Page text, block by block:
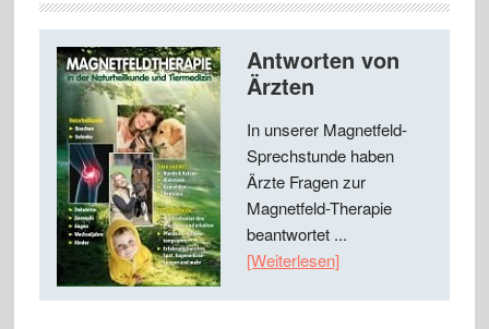
Antworten von
Ärzten
In unserer Magnetfeld-
Sprechstunde haben
Ärzte Fragen zur
Magnetfeld-Therapie
beantwortet ...
[Weiterlesen]